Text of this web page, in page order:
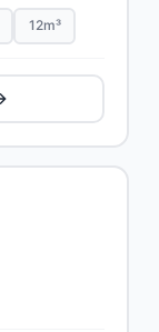
12m³